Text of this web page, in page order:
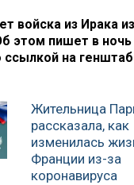
войска из Ирака
этом пишет в ночь
ссылкой на
Жительница
рассказала, как
изменилась
Франции из-за
коронавируса